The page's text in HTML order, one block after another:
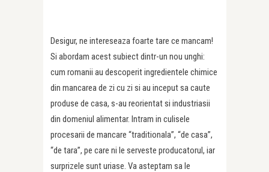
Desigur, ne intereseaza foarte tare ce mancam!
Si abordam acest subiect dintr-un nou unghi:
cum romanii au descoperit ingredientele chimice
din mancarea de zi cu zi si au inceput sa caute
produse de casa, s-au reorientat si industriasii
din domeniul alimentar. Intram in culisele
procesarii de mancare “traditionala”, “de casa”,
“de tara”, pe care ni le serveste producatorul, iar
surprizele sunt uriase. Va asteptam sa le